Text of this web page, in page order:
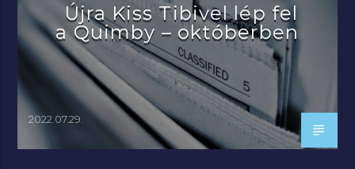
Újra Kiss Tibivel lép fel
a Quimby – októberben
2022.07.29.